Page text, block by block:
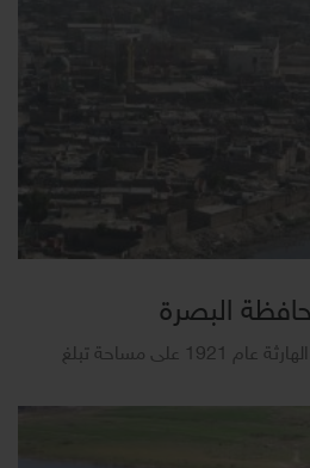
البصرة
مدينة الهارثة تأسست مدينة الهارثة عام 1921 على مساحة تبلغ